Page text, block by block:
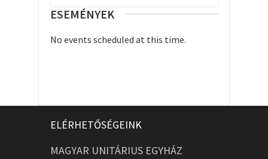
ESEMÉNYEK
No events scheduled at this time.
ELÉRHETŐSÉGEINK
MAGYAR UNITÁRIUS EGYHÁZ